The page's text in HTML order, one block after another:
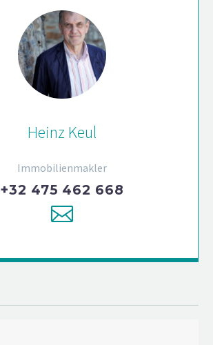
Heinz Keul
Immobilienmakler
+32 475 462 668